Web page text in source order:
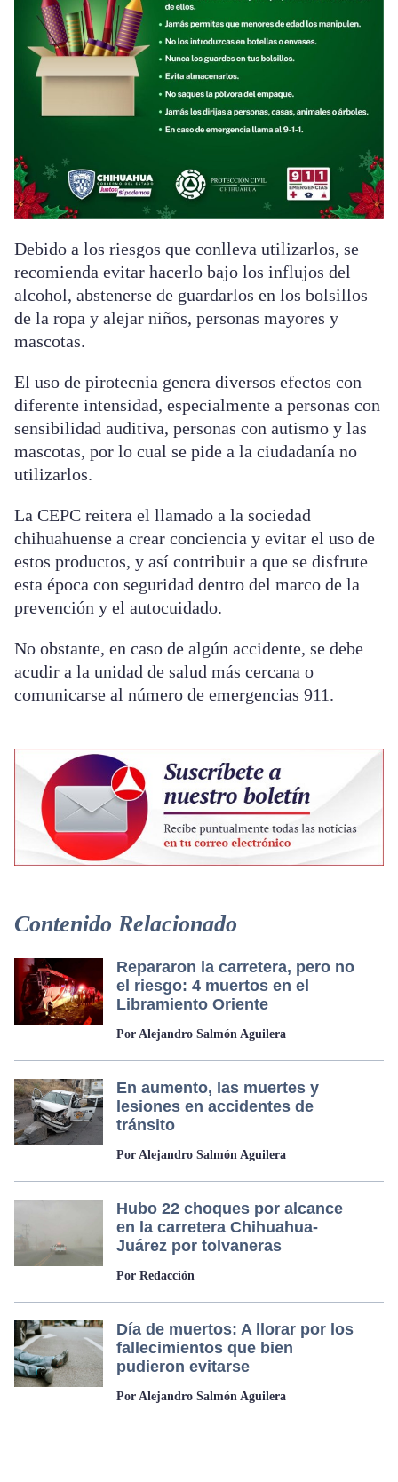
Debido a los riesgos que conlleva utilizarlos, se
recomienda evitar hacerlo bajo los influjos del
alcohol, abstenerse de guardarlos en los bolsillos
de la ropa y alejar niños, personas mayores y
mascotas.
El uso de pirotecnia genera diversos efectos con
diferente intensidad, especialmente a personas con
sensibilidad auditiva, personas con autismo y las
mascotas, por lo cual se pide a la ciudadanía no
utilizarlos.
La CEPC reitera el llamado a la sociedad
chihuahuense a crear conciencia y evitar el uso de
estos productos, y así contribuir a que se disfrute
esta época con seguridad dentro del marco de la
prevención y el autocuidado.
No obstante, en caso de algún accidente, se debe
acudir a la unidad de salud más cercana o
comunicarse al número de emergencias 911.
Contenido Relacionado
Repararon la carretera, pero no
el riesgo: 4 muertos en el
Libramiento Oriente
Por Alejandro Salmón Aguilera
En aumento, las muertes y
lesiones en accidentes de
tránsito
Por Alejandro Salmón Aguilera
Hubo 22 choques por alcance
en la carretera Chihuahua-
Juárez por tolvaneras
Por Redacción
Día de muertos: A llorar por los
fallecimientos que bien
pudieron evitarse
Por Alejandro Salmón Aguilera